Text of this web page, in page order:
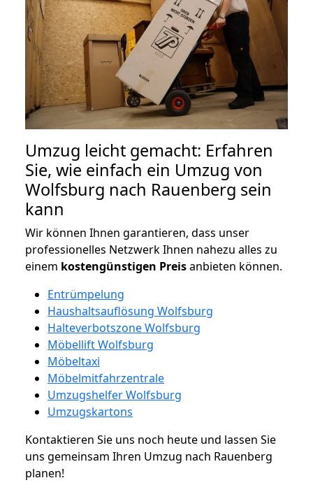
Umzug leicht gemacht: Erfahren
Sie, wie einfach ein Umzug von
Wolfsburg nach Rauenberg sein
kann
Wir können Ihnen garantieren, dass unser
professionelles Netzwerk Ihnen nahezu alles zu
einem kostengünstigen Preisanbieten können.
Entrümpelung
Haushaltsauflösung Wolfsburg
Halteverbotszone Wolfsburg
Möbellift Wolfsburg
Möbeltaxi
Möbelmitfahrzentrale
Umzugshelfer Wolfsburg
Umzugskartons
Kontaktieren Sie uns noch heute und lassen Sie
uns gemeinsam Ihren Umzug nach Rauenberg
planen!